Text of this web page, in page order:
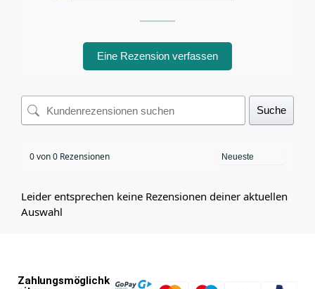
Eine Rezension verfassen
Suche
0 von 0 Rezensionen
Leider entsprechen keine Rezensionen deiner aktuellen
Auswahl
Zahlungsmöglichk